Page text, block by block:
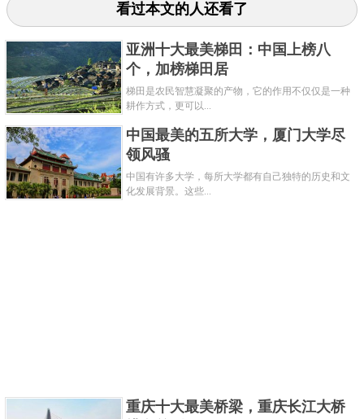
纳木错湖是位于西藏自治区的湖泊，由山脉断层
陷落形成，海拔为4700米，常年被雪山围绕，风景秀
丽，动物资源丰富，而且还盛产虫草、雪莲这些珍贵
的药材，也是西藏最大的湖泊之一。
关键字：湖泊 最美
共3页: 上一页
看过本文的人还看了
亚洲十大最美梯田：中国上榜八
个，加榜梯田居
梯田是农民智慧凝聚的产物，它的作用不仅仅是一种
耕作方式，更可以...
中国最美的五所大学，厦门大学尽
领风骚
中国有许多大学，每所大学都有自己独特的历史和文
化发展背景。这些...
重庆十大最美桥梁，重庆长江大桥